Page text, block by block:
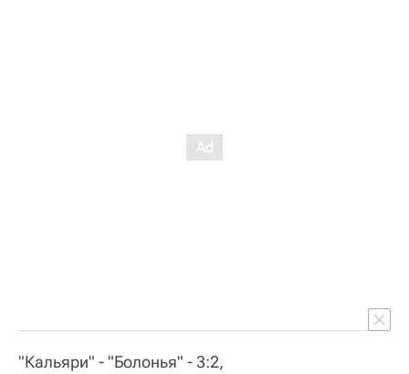
"Кальяри" - "Болонья" - 3:2,